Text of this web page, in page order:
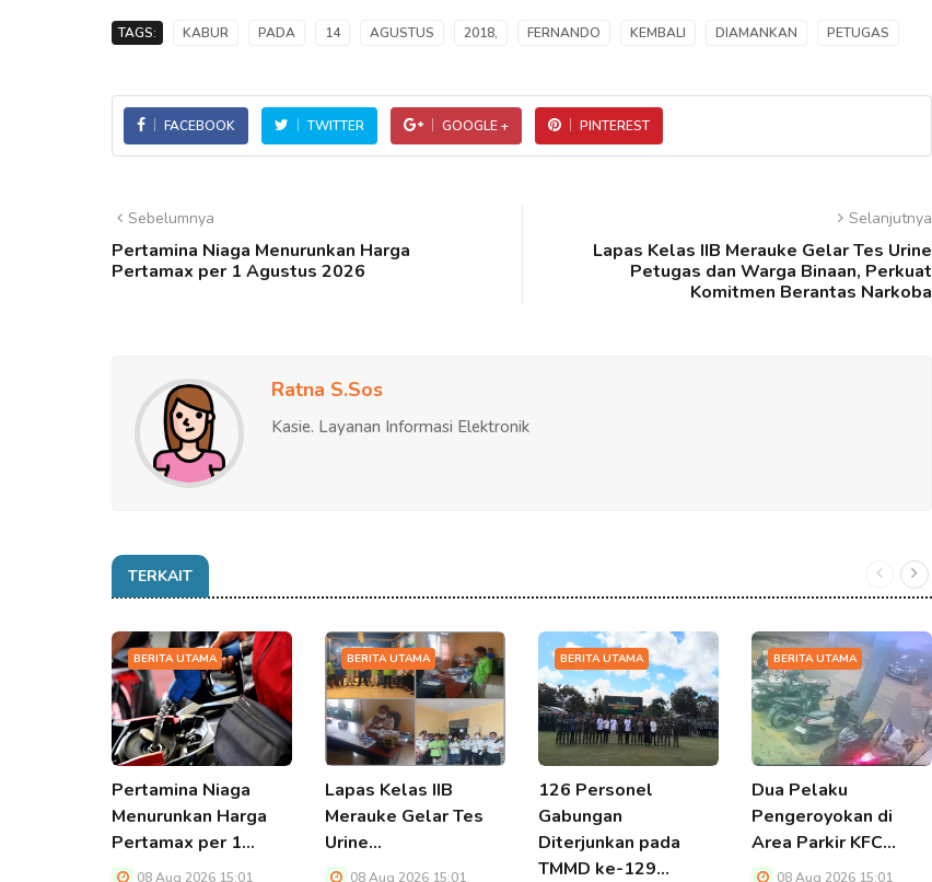
TAGS: KABUR PADA 14 AGUSTUS 2018, FERNANDO KEMBALI DIAMANKAN PETUGAS
FACEBOOK TWITTER GOOGLE + PINTEREST
Sebelumnya
Pertamina Niaga Menurunkan Harga
Pertamax per 1 Agustus 2026
Selanjutnya
Lapas Kelas IIB Merauke Gelar Tes Urine
Petugas dan Warga Binaan, Perkuat
Komitmen Berantas Narkoba
Ratna S.Sos
Kasie. Layanan Informasi Elektronik
TERKAIT
BERITA UTAMA
Pertamina Niaga
Menurunkan Harga
Pertamax per 1…
08 Aug 2026 15:01
BERITA UTAMA
Lapas Kelas IIB
Merauke Gelar Tes
Urine…
08 Aug 2026 15:01
BERITA UTAMA
126 Personel
Gabungan
Diterjunkan pada
TMMD ke-129…
BERITA UTAMA
Dua Pelaku
Pengeroyokan di
Area Parkir KFC…
08 Aug 2026 15:01